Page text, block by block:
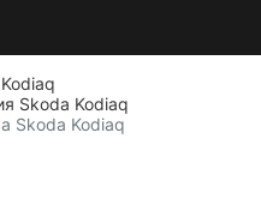
Skoda Kodiaq
Skoda Kodiaq